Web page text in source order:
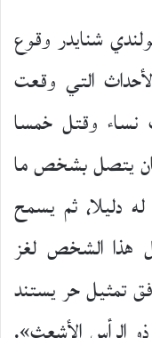
شنايدر وقوع
التي وقعت
وقتل خمسا
يتصل بشخص ما
دليلا، ثم يسمح
هذا الشخص لغز
تمثيل حر يستند